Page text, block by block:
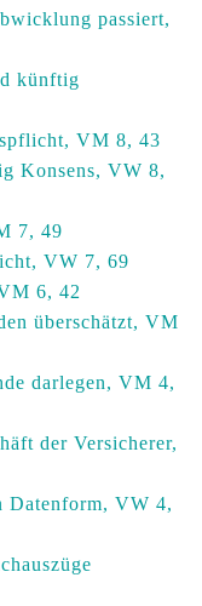
passiert,
künftig
VM 8, 43
Konsens, VW 8,
7, 49
VW 7, 69
6, 42
überschätzt, VM
darlegen, VM 4,
der Versicherer,
Datenform, VW 4,